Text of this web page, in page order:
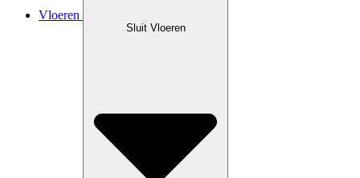
Vloeren
Sluit Vloeren